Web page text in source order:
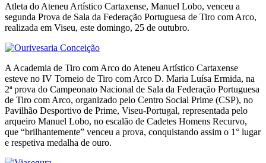
Atleta do Ateneu Artístico Cartaxense, Manuel Lobo, venceu a
segunda Prova de Sala da Federação Portuguesa de Tiro com Arco,
realizada em Viseu, este domingo, 25 de outubro.
A Academia de Tiro com Arco do Ateneu Artístico Cartaxense
esteve no IV Torneio de Tiro com Arco D. Maria Luísa Ermida, na
2ª prova do Campeonato Nacional de Sala da Federação Portuguesa
de Tiro com Arco, organizado pelo Centro Social Prime (CSP), no
Pavilhão Desportivo de Prime, Viseu-Portugal, representada pelo
arqueiro Manuel Lobo, no escalão de Cadetes Homens Recurvo,
que “brilhantemente” venceu a prova, conquistando assim o 1° lugar
e respetiva medalha de ouro.